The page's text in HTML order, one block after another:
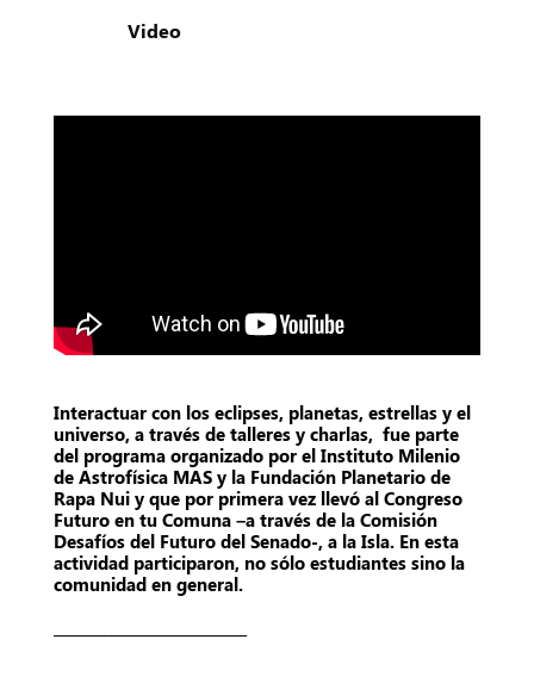
Video
Interactuar con los eclipses, planetas, estrellas y el
universo, a través de talleres y charlas, fue parte
del programa organizado por el Instituto Milenio
de Astrofísica MAS y la Fundación Planetario de
Rapa Nui y que por primera vez llevó al Congreso
Futuro en tu Comuna –a través de la Comisión
Desafíos del Futuro del Senado-, a la Isla. En esta
actividad participaron, no sólo estudiantes sino la
comunidad en general.